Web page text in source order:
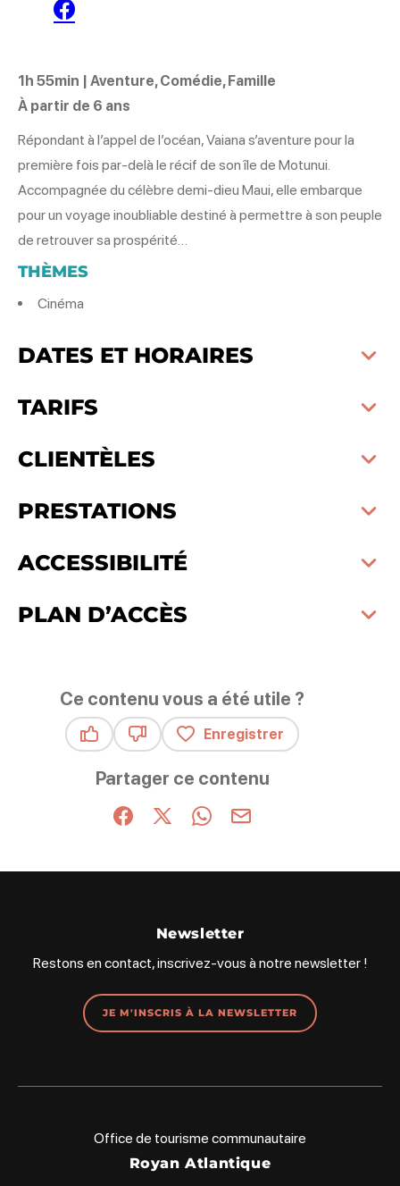
1h 55min | Aventure, Comédie, Famille
À partir de 6 ans
Répondant à l’appel de l’océan, Vaiana s’aventure pour la
première fois par-delà le récif de son île de Motunui.
Accompagnée du célèbre demi-dieu Maui, elle embarque
pour un voyage inoubliable destiné à permettre à son peuple
de retrouver sa prospérité…
THÈMES
Cinéma
DATES ET HORAIRES
TARIFS
CLIENTÈLES
PRESTATIONS
ACCESSIBILITÉ
PLAN D’ACCÈS
Facebook
Ce contenu vous a été utile ?
Enregistrer
Partager ce contenu
Partager sur Facebook (nouvelle fenêtre)
Partager sur X / Twitter (nouvelle
Partager sur WhatsApp
Partager par mail
Newsletter
Restons en contact, inscrivez-vous à notre newsletter !
JE M'INSCRIS À LA NEWSLETTER
Office de tourisme communautaire
Royan Atlantique